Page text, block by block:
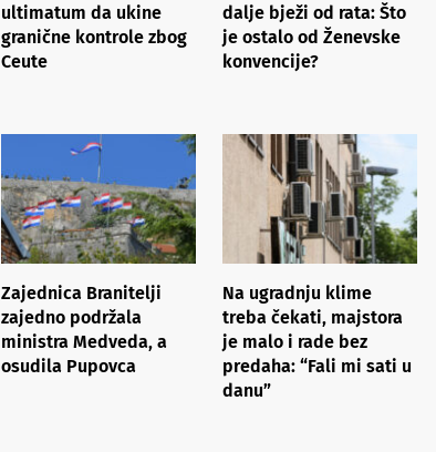
ultimatum da ukine
granične kontrole zbog
Ceute
dalje bježi od rata: Što
je ostalo od Ženevske
konvencije?
Zajednica Branitelji
zajedno podržala
ministra Medveda, a
osudila Pupovca
Na ugradnju klime
treba čekati, majstora
je malo i rade bez
predaha: “Fali mi sati u
danu”